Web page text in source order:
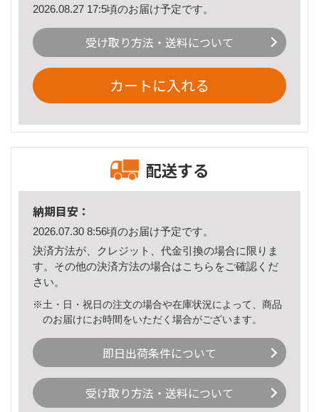
2026.08.27 17:5頃のお届け予定です。
受け取り方法・送料について
カートに入れる
配送する
納期目安：
2026.07.30 8:56頃のお届け予定です。
決済方法が、クレジット、代金引換の場合に限りま
す。その他の決済方法の場合はこちら をご確認くだ
さい。
※土・日・祝日の注文の場合や在庫状況によって、商品
のお届けにお時間をいただく場合がございます。
即日出荷条件について
受け取り方法・送料について